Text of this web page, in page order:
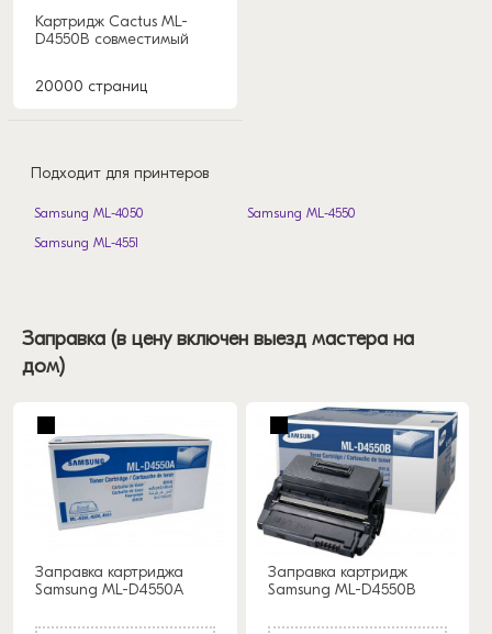
Картридж Cactus ML-
D4550B совместимый
20000 страниц
Подходит для принтеров
Samsung ML-4050
Samsung ML-4550
Samsung ML-4551
Заправка (в цену включен выезд мастера на
дом)
Заправка картриджа
Samsung ML-D4550A
Заправка картридж
Samsung ML-D4550B